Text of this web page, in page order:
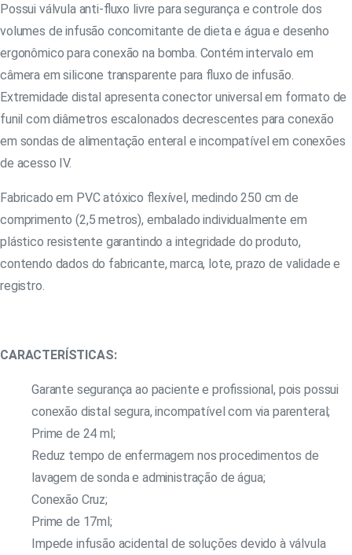
Possui válvula anti-fluxo livre para segurança e controle dos
volumes de infusão concomitante de dieta e água e desenho
ergonômico para conexão na bomba. Contém intervalo em
câmera em silicone transparente para fluxo de infusão.
Extremidade distal apresenta conector universal em formato de
funil com diâmetros escalonados decrescentes para conexão
em sondas de alimentação enteral e incompatível em conexões
de acesso IV.
Fabricado em PVC atóxico flexível, medindo 250 cm de
comprimento (2,5 metros), embalado individualmente em
plástico resistente garantindo a integridade do produto,
contendo dados do fabricante, marca, lote, prazo de validade e
registro.
CARACTERÍSTICAS:
Garante segurança ao paciente e profissional, pois possui
conexão distal segura, incompatível com via parenteral;
Prime de 24 ml;
Reduz tempo de enfermagem nos procedimentos de
lavagem de sonda e administração de água;
Conexão Cruz;
Prime de 17ml;
Impede infusão acidental de soluções devido à válvula